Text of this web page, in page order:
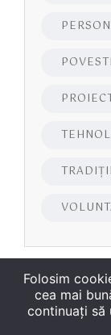
Folosim
cea mai
continuați să